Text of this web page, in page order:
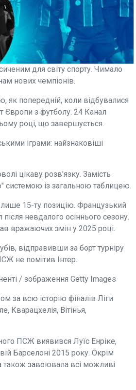
для світу спорту. Чимало
нових чемпіонів.
як попередній, коли відбувалися
Європи з футболу. 24 Канал
році, що завершується.
іграми: найзнаковіші
цікаву розв'язку. Замість
системою із загальною таблицею.
лише 15-ту позицію. Французький
невдалого осіннього сезону.
вражаючих змін у 2025 році.
відправивши за борт турніру
не помітив Інтер.
/ зображення Getty Images
за всю історію фіналів Ліги
Кварацхелія, Вітінья,
ПСЖ виявився Луїс Енріке,
Барселоні 2015 року. Окрім
також завоювала всі можливі